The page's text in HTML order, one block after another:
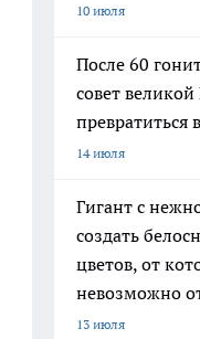
10 июля
После 60
совет
превратиться
14 июля
Гигант с
создать
цветов, от
невозможно
13 июля